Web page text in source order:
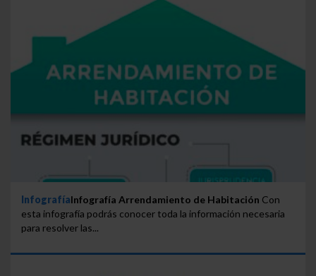
InfografíaInfografía Arrendamiento de Habitación Con
esta infografía podrás conocer toda la información necesaria
para resolver las...